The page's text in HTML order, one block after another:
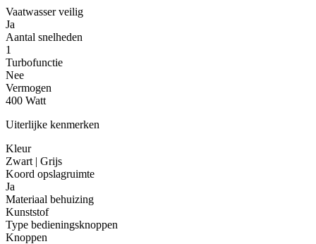
Vaatwasser veilig
Ja
Aantal snelheden
1
Turbofunctie
Nee
Vermogen
400 Watt
Uiterlijke kenmerken
Kleur
Zwart | Grijs
Koord opslagruimte
Ja
Materiaal behuizing
Kunststof
Type bedieningsknoppen
Knoppen